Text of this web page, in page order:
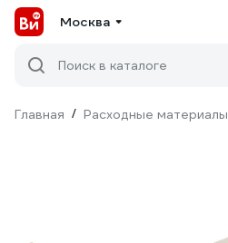
Москва
Поиск в каталоге
Главная / Расходные материалы